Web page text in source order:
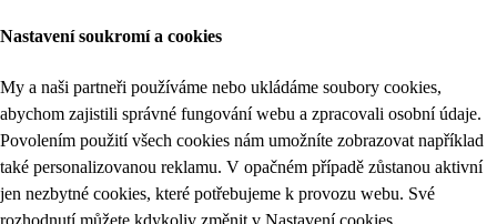
Nastavení soukromí a cookies
My a naši partneři používáme nebo ukládáme soubory cookies,
abychom zajistili správné fungování webu a zpracovali osobní údaje.
Povolením použití všech cookies nám umožníte zobrazovat například
také personalizovanou reklamu. V opačném případě zůstanou aktivní
jen nezbytné cookies, které potřebujeme k provozu webu. Své
rozhodnutí můžete kdykoliv změnit v Nastavení cookies.